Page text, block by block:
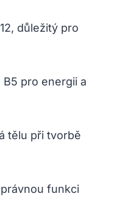
důležitý pro
B5 pro energii a
tělu při tvorbě
funkci